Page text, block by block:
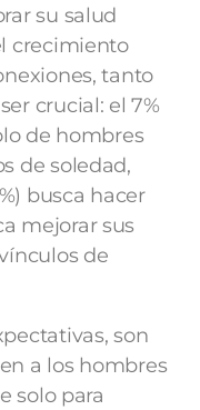
su salud
crecimiento
tanto
crucial: el 7%
de hombres
de soledad,
busca hacer
mejorar sus
de
son
a los hombres
solo para